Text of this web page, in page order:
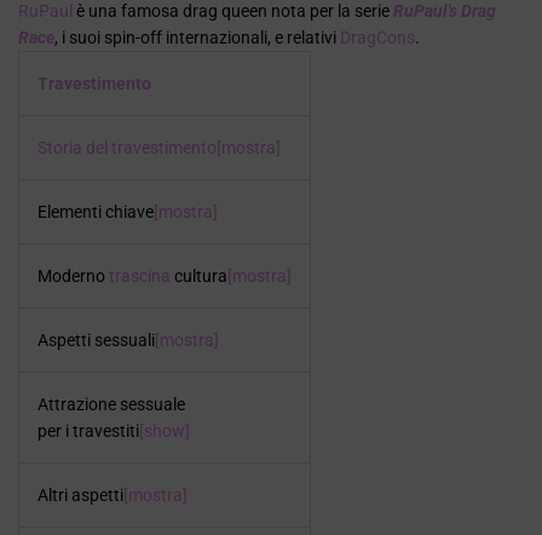
RuPaul è una famosa drag queen nota per la serieRuPaul's Drag
Race, i suoi spin-off internazionali, e relativi DragCons.
Travestimento
Storia del travestimento[mostra]
Elementi chiave[mostra]
Moderno trascina cultura[mostra]
Aspetti sessuali[mostra]
Attrazione sessuale
per i travestiti[show]
Altri aspetti[mostra]